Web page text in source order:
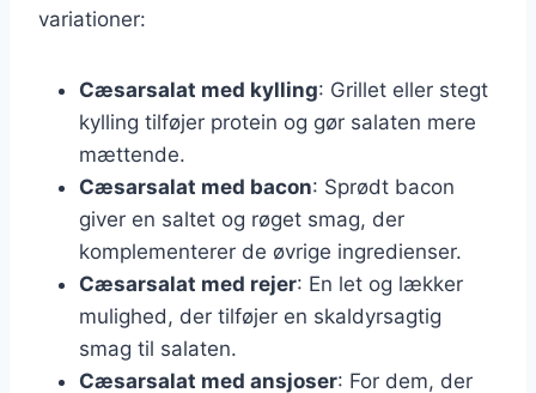
variationer:
Cæsarsalat med kylling: Grillet eller stegt
kylling tilføjer protein og gør salaten mere
mættende.
Cæsarsalat med bacon: Sprødt bacon
giver en saltet og røget smag, der
komplementerer de øvrige ingredienser.
Cæsarsalat med rejer: En let og lækker
mulighed, der tilføjer en skaldyrsagtig
smag til salaten.
Cæsarsalat med ansjoser: For dem, der